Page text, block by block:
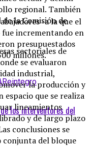
-a la que el
incrementando en
presupuestados
millones.
Reintegro
los interventores del
regional. También
la Comisión de
sectoriales de
se evaluaron
industrial,
la producción y
espacio que se realiza
lineamientos
y de largo plazo
conclusiones se
conjunta del bloque